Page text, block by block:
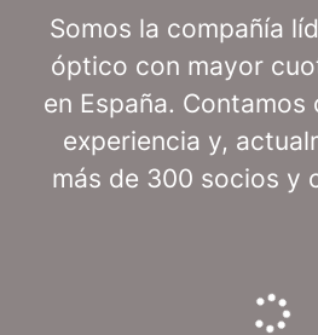
Somos la compañía
óptico con mayor
en España.
experiencia y,
más de 300 socios y